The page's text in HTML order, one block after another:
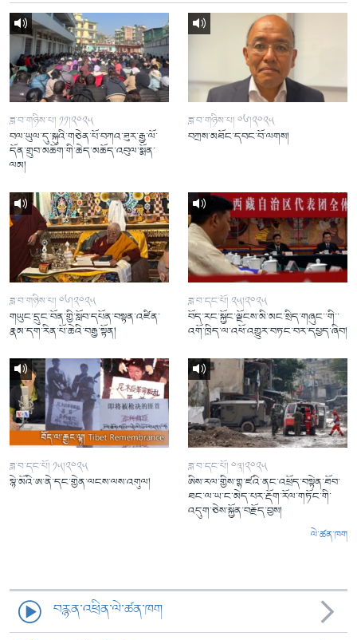
ཟླ་བ་གཉིས་པ། ༡༡།༢༠༢༥
བལ་ཡུལ་དུ་སྐུའི་གཅེན་པོ་བཀའ་ཟུར་རྒྱ་ལོ་
དོན་གྲུབ་མཆོག་གི་ཆེད་མཆོད་འབུལ་སྨོན་
ལམ།
ཟླ་བ་གཉིས་པ། ༠༦།༢༠༢༥
བཀྲས་མཐོང་དབང་བོ་ལགས།
ཟླ་བ་གཉིས་པ། ༠༦།༢༠༢༥
གཡུང་དྲུང་བོན་གྱི་སློབ་དཔོན་བསྟན་འཛིན་
རྣམ་དག་རིན་པོ་ཆེའི་བརྒྱ་སྟོན།
ཟླ་བ་དང་པོ། ༢༥།༢༠༢༥
བོད་རང་སྐྱོང་ལྗོངས་མི་མང་སྲིད་གཞུང་་གི་་
འགོ་ཁྲིད་ལ་འཕོ་འགྱུར་བཏང་བར་དཔྱད་ཞིབ།
ཟླ་བ་དང་པོ། ༡༥།༢༠༢༥
སྙེ་མོའི་ཨ་ནེ་དང་གྱེན་ལངས་ལས་འགུལ།
ཟླ་བ་དང་པོ། ༠༣།༢༠༢༥
ཨིས་རལ་གྱིས་གྷ་ཛའི་ནང་འཕྲོད་བསྟེན་ཐོབ་
ཐང་ལ་ཡ་ང་མེད་པར་རྡོག་རོལ་གཏོང་གི་
འདུག་ཅེས་སྐྱོན་བརྗོད་བྱས།
ལེ་ཚན་ཁག
བརྙན་འཕྲིན་ལེ་ཚན་ཁག